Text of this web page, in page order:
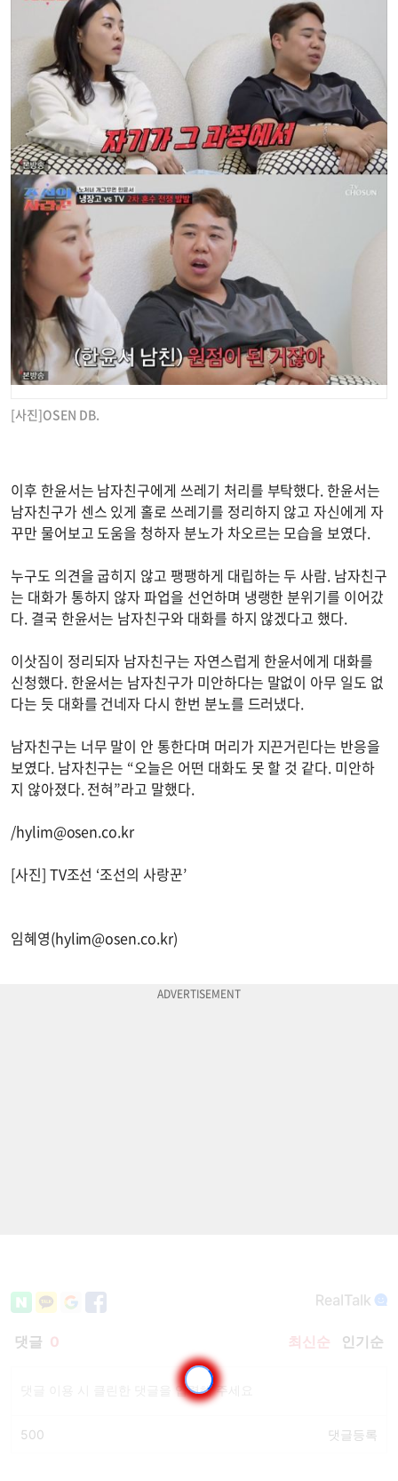
[사진]OSEN DB.
이후 한윤서는 남자친구에게 쓰레기 처리를 부탁했다. 한윤서는
남자친구가 센스 있게 홀로 쓰레기를 정리하지 않고 자신에게 자
꾸만 물어보고 도움을 청하자 분노가 차오르는 모습을 보였다.
누구도 의견을 굽히지 않고 팽팽하게 대립하는 두 사람. 남자친구
는 대화가 통하지 않자 파업을 선언하며 냉랭한 분위기를 이어갔
다. 결국 한윤서는 남자친구와 대화를 하지 않겠다고 했다.
이삿짐이 정리되자 남자친구는 자연스럽게 한윤서에게 대화를
신청했다. 한윤서는 남자친구가 미안하다는 말없이 아무 일도 없
다는 듯 대화를 건네자 다시 한번 분노를 드러냈다.
남자친구는 너무 말이 안 통한다며 머리가 지끈거린다는 반응을
보였다. 남자친구는 “오늘은 어떤 대화도 못 할 것 같다. 미안하
지 않아졌다. 전혀”라고 말했다.
/hylim@osen.co.kr
[사진] TV조선 ‘조선의 사랑꾼’
임혜영(hylim@osen.co.kr)